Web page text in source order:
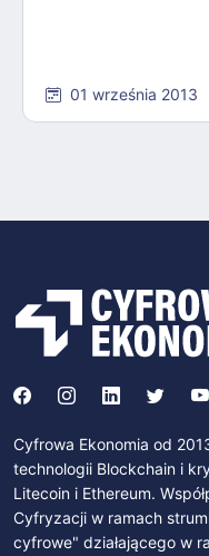
01 września 2013
Cyfrowa Ekonomia od
technologii Blockchain i
Litecoin i Ethereum.
Cyfryzacji w ramach
cyfrowe" działającego w